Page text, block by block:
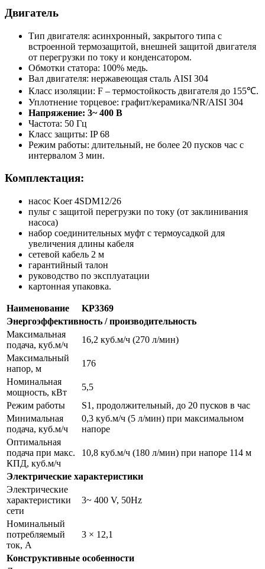
Двигатель
Тип двигателя: асинхронный, закрытого типа с
встроенной термозащитой, внешней защитой двигателя
от перегрузки по току и конденсатором.
Обмотки статора: 100% медь.
Вал двигателя: нержавеющая сталь AISI 304
Класс изоляции: F – термостойкость двигателя до 155℃.
Уплотнение торцевое: графит/керамика/NR/AISI 304
Напряжение: 3~ 400 В
Частота: 50 Гц
Класс защиты: IP 68
Режим работы: длительный, не более 20 пусков час с
интервалом 3 мин.
Комплектация:
насос Koer 4SDM12/26
пульт с защитой перегрузки по току (от заклинивания
насоса)
набор соединительных муфт с термоусадкой для
увеличения длины кабеля
сетевой кабель 2 м
гарантийный талон
руководство по эксплуатации
картонная упаковка.
Наименование
KP3369
Энергоэффективность / производительность
Максимальная
подача, куб.м/ч
16,2 куб.м/ч (270 л/мин)
Максимальный
напор, м
176
Номинальная
мощность, кВт
5,5
Режим работы
S1, продолжительный, до 20 пусков в час
Минимальная
подача, куб.м/ч
0,3 куб.м/ч (5 л/мин) при максимальном
напоре
Оптимальная
подача при макс.
КПД, куб.м/ч
10,8 куб.м/ч (180 л/мин) при напоре 114 м
Электрические характеристики
Электрические
характеристики
сети
3~ 400 V, 50Hz
Номинальный
потребляемый
ток, А
3 × 12,1
Конструктивные особенности